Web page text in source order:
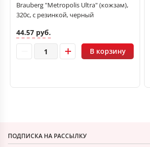
Brauberg "Metropolis Ultra" (кожзам),
320с, с резинкой, черный
44.57 руб.
В корзину
ПОДПИСКА НА РАССЫЛКУ